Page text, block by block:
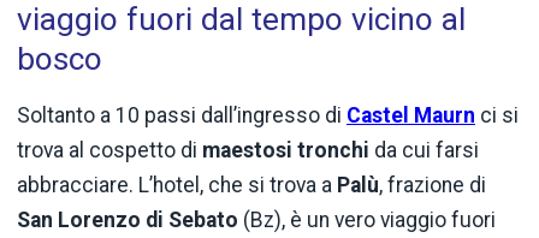
viaggio fuori dal tempo vicino al
bosco
Soltanto a 10 passi dall’ingresso di Castel Maurn ci si
trova al cospetto di maestosi tronchi da cui farsi
abbracciare. L’hotel, che si trova a Palù, frazione di
San Lorenzo di Sebato (Bz), è un vero viaggio fuori